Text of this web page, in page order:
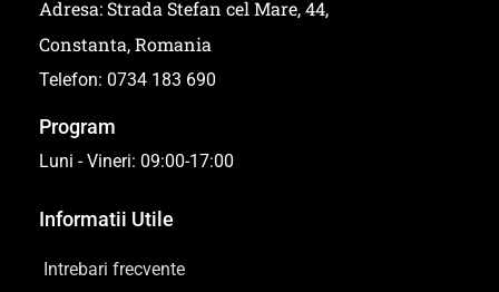
Adresa: Strada Stefan cel Mare, 44,
Constanta, Romania
Telefon: 0734 183 690
Program
Luni - Vineri: 09:00-17:00
Informatii Utile
Intrebari frecvente